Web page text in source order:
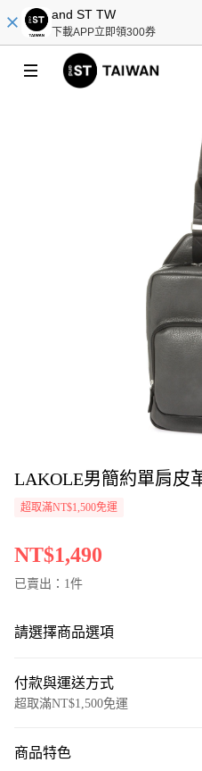
and ST TW
下載APP立即領300券
LAKOLE男簡約單肩皮
超取滿NT$1,500免運
NT$1,490
已賣出：1件
請選擇商品選項
付款與運送方式
超取滿NT$1,500免運
信用卡一次付款
商品特色